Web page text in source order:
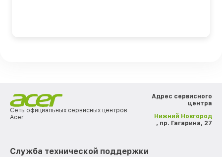
Сеть официальных сервисных центров
Acer
Адрес сервисного
центра
Нижний Новгород
, пр. Гагарина, 27
Служба технической поддержки